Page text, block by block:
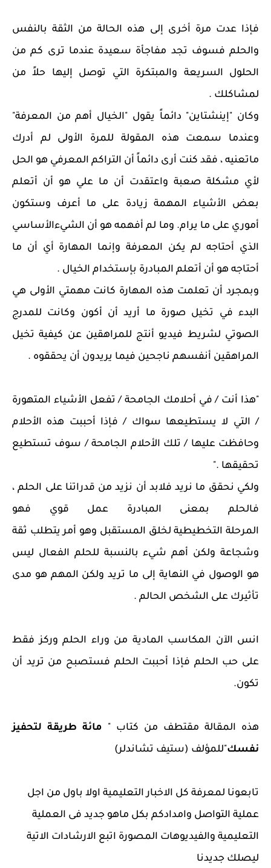
فإذا عدت مرة أخرى إلى هذه الحالة من الثقة بالنفس
والحلم فسوف تجد مفاجأة سعيدة عندما ترى كم من
الحلول السريعة والمبتكرة التي توصل إليها حلاً من
لمشاكلك .
وكان "إينشتاين" دائماً يقول "الخيال أهم من المعرفة"
وعندما سمعت هذه المقولة للمرة الأولى لم أدرك
ماتعنيه ، فقد كنت أرى دائماً أن التراكم المعرفي هو الحل
لأي مشكلة صعبة واعتقدت أن ما علي هو أن أتعلم
بعض الأشياء المهمة زيادة على ما أعرف وستكون
أموري على ما يرام. وما لم أفهمه هو أن الشيءالأساسي
الذي أحتاجه لم يكن المعرفة وإنما المهارة أي أن ما
أحتاجه هو أن أتعلم المبادرة بإستخدام الخيال .
وبمجرد أن تعلمت هذه المهارة كانت مهمتي الأولى هي
البدء في تخيل صورة ما أريد أن أكون وكانت للمدرج
الصوتي لشريط فيديو أنتج للمراهقين عن كيفية تخيل
المراهقين أنفسهم ناجحين فيما يريدون أن يحققوه .
"هذا أنت / في أحلامك الجامحة / تفعل الأشياء المتهورة
/ التي لا يستطيعها سواك / فإذا أحببت هذه الأحلام
وحافظت عليها / تلك الأحلام الجامحة / سوف تستطيع
تحقيقها ."
ولكي نحقق ما نريد فلابد أن نزيد من قدراتنا على الحلم ،
فالحلم بمعنى المبادرة عمل قوي فهو
المرحلة التخطيطية لخلق المستقبل وهو أمر يتطلب ثقة
وشجاعة ولكن أهم شيء بالنسبة للحلم الفعال ليس
هو الوصول في النهاية إلى ما تريد ولكن المهم هو مدى
تأثيرك على الشخص الحالم .
انس الآن المكاسب المادية من وراء الحلم وركز فقط
على حب الحلم فإذا أحببت الحلم فستصبح من تريد أن
تكون.
هذه المقالة مقتطف من كتاب " مائة طريقة لتحفيز
نفسك"للمؤلف (ستيف تشاندلر)
تابعونا لمعرفة كل الاخبار التعليمية اولا باول من اجل
عملية التواصل وامدادكم بكل ماهو جديد فى العملية
التعليمية والفيديوهات المصورة اتبع الارشادات الاتية
ليصلك جديدنا